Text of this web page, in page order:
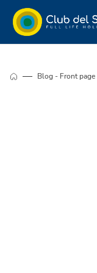
Blog - Front page